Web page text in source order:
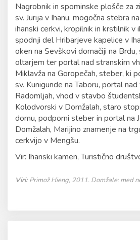
Nagrobnik in spominske plošče za
sv. Jurija v Ihanu, mogočna stebra
ihanski cerkvi, kropilnik in krstilnik v
spodnji del Hribarjeve kapelice v
oken na Sevškovi domačiji na
oltarjem ter portal nad stranskim
Miklavža na Goropečah, steber, ki
sv. Kunigunde na Taboru, portal
Radomljah, vhod v stavbo
Kolodvorski v Domžalah, staro
domu, podporni steber in portal na
Domžalah, Marijino znamenje na
cerkvijo v Mengšu.
Vir: Ihanski kamen, Turistično
Viri: Primož Hieng, 2011. Domžale: med